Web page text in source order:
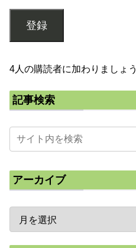
登録
4人の購読者に加わりましょう
記事検索
アーカイブ